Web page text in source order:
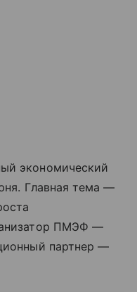
экономический
Главная тема —
ПМЭФ —
партнер —